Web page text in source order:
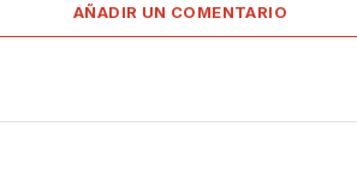
AÑADIR UN COMENTARIO